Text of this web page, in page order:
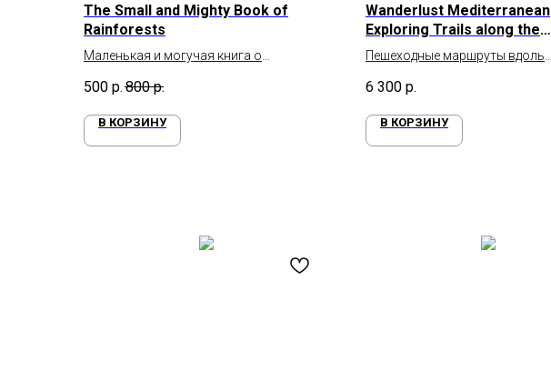
The Small and Mighty Book of
Rainforests
Маленькая и могучая книга о
500 р. 800 р.
В КОРЗИНУ
Wanderlust Mediterranean
Exploring Trails along the
Mediterranean Sea
Пешеходные маршруты вдоль
6 300 р.
В КОРЗИНУ